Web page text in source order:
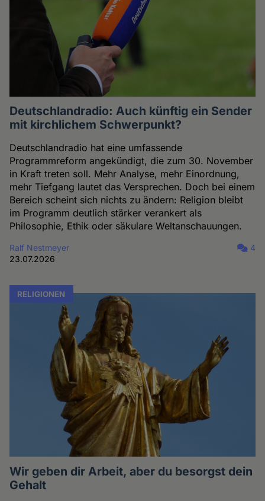
Deutschlandradio: Auch künftig ein Sender
mit kirchlichem Schwerpunkt?
Deutschlandradio hat eine umfassende
Programmreform angekündigt, die zum 30. November
in Kraft treten soll. Mehr Analyse, mehr Einordnung,
mehr Tiefgang lautet das Versprechen. Doch bei einem
Bereich scheint sich nichts zu ändern: Religion bleibt
im Programm deutlich stärker verankert als
Philosophie, Ethik oder säkulare Weltanschauungen.
Ralf Nestmeyer
23.07.2026
4
RELIGIONEN
Wir geben dir Arbeit, aber du besorgst dein
Gehalt